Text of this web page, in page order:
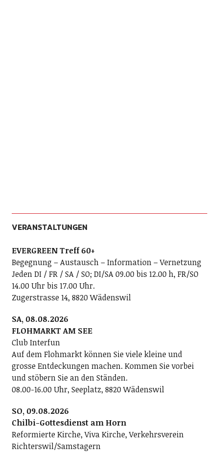
VERANSTALTUNGEN
EVERGREEN Treff 60+
Begegnung – Austausch – Information – Vernetzung
Jeden DI / FR / SA / SO; DI/SA 09.00 bis 12.00 h, FR/SO
14.00 Uhr bis 17.00 Uhr.
Zugerstrasse 14, 8820 Wädenswil
SA, 08.08.2026
FLOHMARKT AM SEE
Club Interfun
Auf dem Flohmarkt können Sie viele kleine und
grosse Entdeckungen machen. Kommen Sie vorbei
und stöbern Sie an den Ständen.
08.00-16.00 Uhr, Seeplatz, 8820 Wädenswil
SO, 09.08.2026
Chilbi-Gottesdienst am Horn
Reformierte Kirche, Viva Kirche, Verkehrsverein
Richterswil/Samstagern